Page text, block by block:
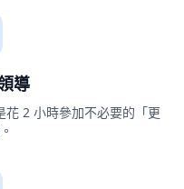
導
2 小時參加不必要的「更